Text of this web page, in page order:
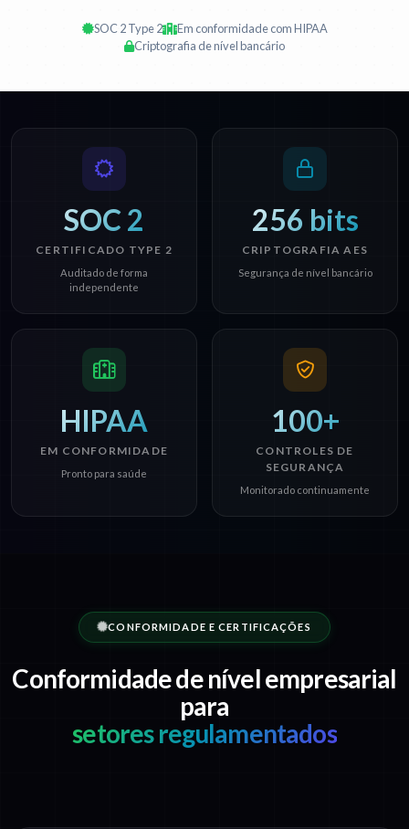
SOC 2 Type 2
Em conformidade com HIPAA
Criptografia de nível bancário
SOC 2
CERTIFICADO TYPE 2
Auditado de forma
independente
256 bits
CRIPTOGRAFIA AES
Segurança de nível bancário
HIPAA
EM CONFORMIDADE
Pronto para saúde
100+
CONTROLES DE
SEGURANÇA
Monitorado continuamente
CONFORMIDADE E CERTIFICAÇÕES
Conformidade de nível empresarial
para
setores regulamentados